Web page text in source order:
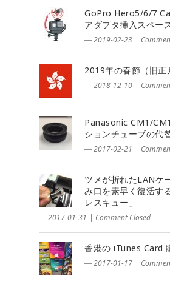
GoPro Hero5/6/7
アダプタ挿入スペー
― 2019-02-23 |
2019年の春節（旧正
― 2018-12-10 |
Panasonic CM1/
ションチューブの代
― 2017-02-21 |
ツメが折れたLANケ
み口を素早く復活す
レスキュー」
― 2017-01-31 | Comment Closed
香港の iTunes Card
― 2017-01-17 |